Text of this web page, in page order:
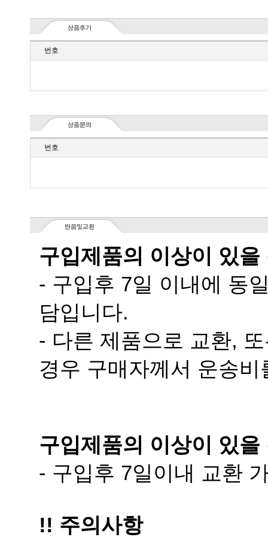
번호
번호
구입제품의 이상이 있을
담입니다.
경우 구매자께서 운송
구입제품의 이상이 있
- 구입후 7일이내 교환
!! 주의사항